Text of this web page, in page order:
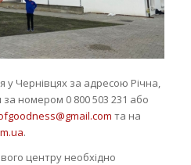
у Чернівцях за адресою Річна,
за номером 0 800 503 231 або
та на
.
центру необхідно